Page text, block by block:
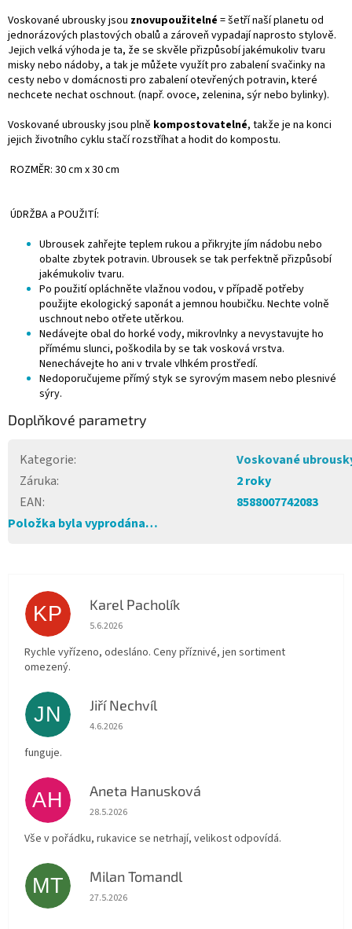
Voskované ubrousky jsou znovupoužitelné = šetří naší planetu od
jednorázových plastových obalů a zároveň vypadají naprosto stylově.
Jejich velká výhoda je ta, že se skvěle přizpůsobí jakémukoliv tvaru
misky nebo nádoby, a tak je můžete využít pro zabalení svačinky na
cesty nebo v domácnosti pro zabalení otevřených potravin, které
nechcete nechat oschnout. (např. ovoce, zelenina, sýr nebo bylinky).
Voskované ubrousky jsou plně kompostovatelné, takže je na konci
jejich životního cyklu stačí rozstříhat a hodit do kompostu.
ROZMĚR: 30 cm x 30 cm
ÚDRŽBA a POUŽITÍ:
Ubrousek zahřejte teplem rukou a přikryjte jím nádobu nebo
obalte zbytek potravin. Ubrousek se tak perfektně přizpůsobí
jakémukoliv tvaru.
Po použití opláchněte vlažnou vodou, v případě potřeby
použijte ekologický saponát a jemnou houbičku. Nechte volně
uschnout nebo otřete utěrkou.
Nedávejte obal do horké vody, mikrovlnky a nevystavujte ho
přímému slunci, poškodila by se tak vosková vrstva.
Nenechávejte ho ani v trvale vlhkém prostředí.
Nedoporučujeme přímý styk se syrovým masem nebo plesnivé
sýry.
Doplňkové parametry
Kategorie:
Voskované
Záruka:
2 roky
EAN:
8588007742083
Položka byla vyprodána…
KP Karel Pacholík
Hodnocení obchodu je 4 z 5 hvězdiček.
5.6.2026
Rychle vyřízeno, odesláno. Ceny příznivé, jen sortiment
omezený.
JN Jiří Nechvíl
Hodnocení obchodu je 5 z 5 hvězdiček.
4.6.2026
funguje.
AH Aneta Hanusková
Hodnocení obchodu je 5 z 5 hvězdiček.
28.5.2026
Vše v pořádku, rukavice se netrhají, velikost odpovídá.
MT Milan Tomandl
Hodnocení obchodu je 5 z 5 hvězdiček.
27.5.2026